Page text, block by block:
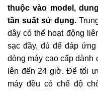
thuộc vào model,
tần suất sử dụng.
dây có thể hoạt động
sạc đầy, đủ để đáp
dòng máy cao cấp dành
lên đến 24 giờ. Để tối
máy đều có chế độ